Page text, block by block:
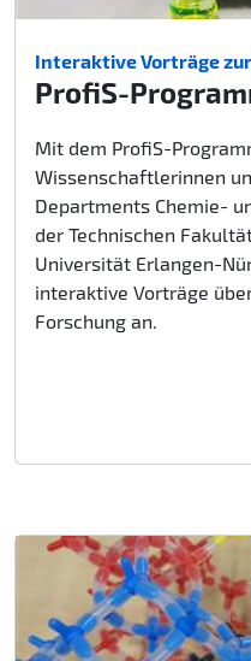
Interaktive Vorträge
ProfiS-
Mit dem ProfiS-
Wissenschaftlerinnen
Departments Chemie-
der Technischen
Universität Erlangen-
interaktive Vorträge
Forschung an.